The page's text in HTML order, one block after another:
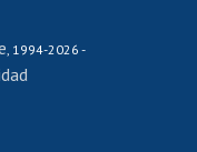
, 1994-2026 -